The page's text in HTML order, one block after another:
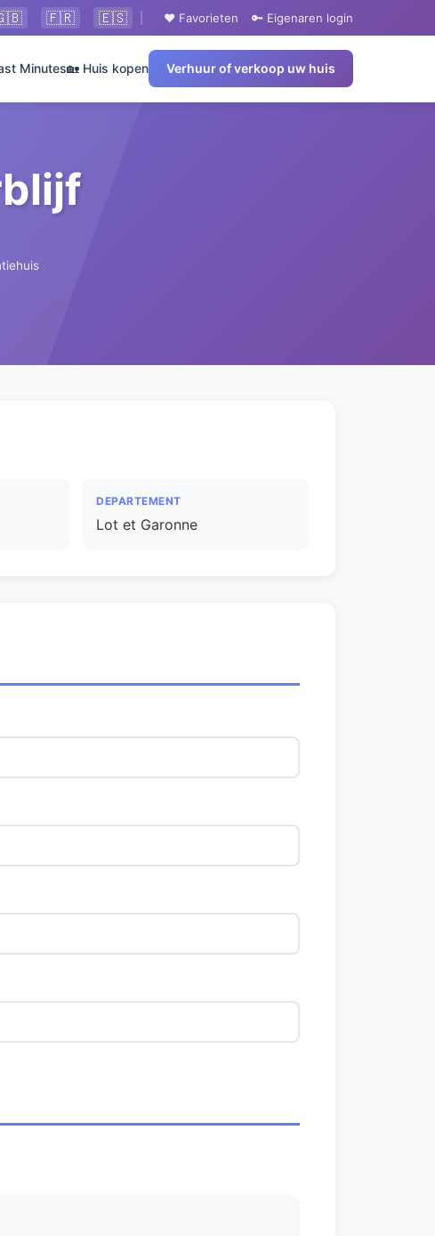
🇫🇷 🇪🇸 ❤️ Favorieten 🔑 Eigenaren login
Minutes🏡 Huis kopen Verhuur of verkoop uw huis
DEPARTEMENT
Lot et Garonne